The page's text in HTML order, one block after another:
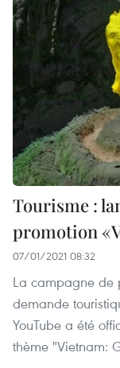
Tourisme :
promotion
07/01/2021 08:32
La campagne de
demande
YouTube a été
thème "Vietnam: